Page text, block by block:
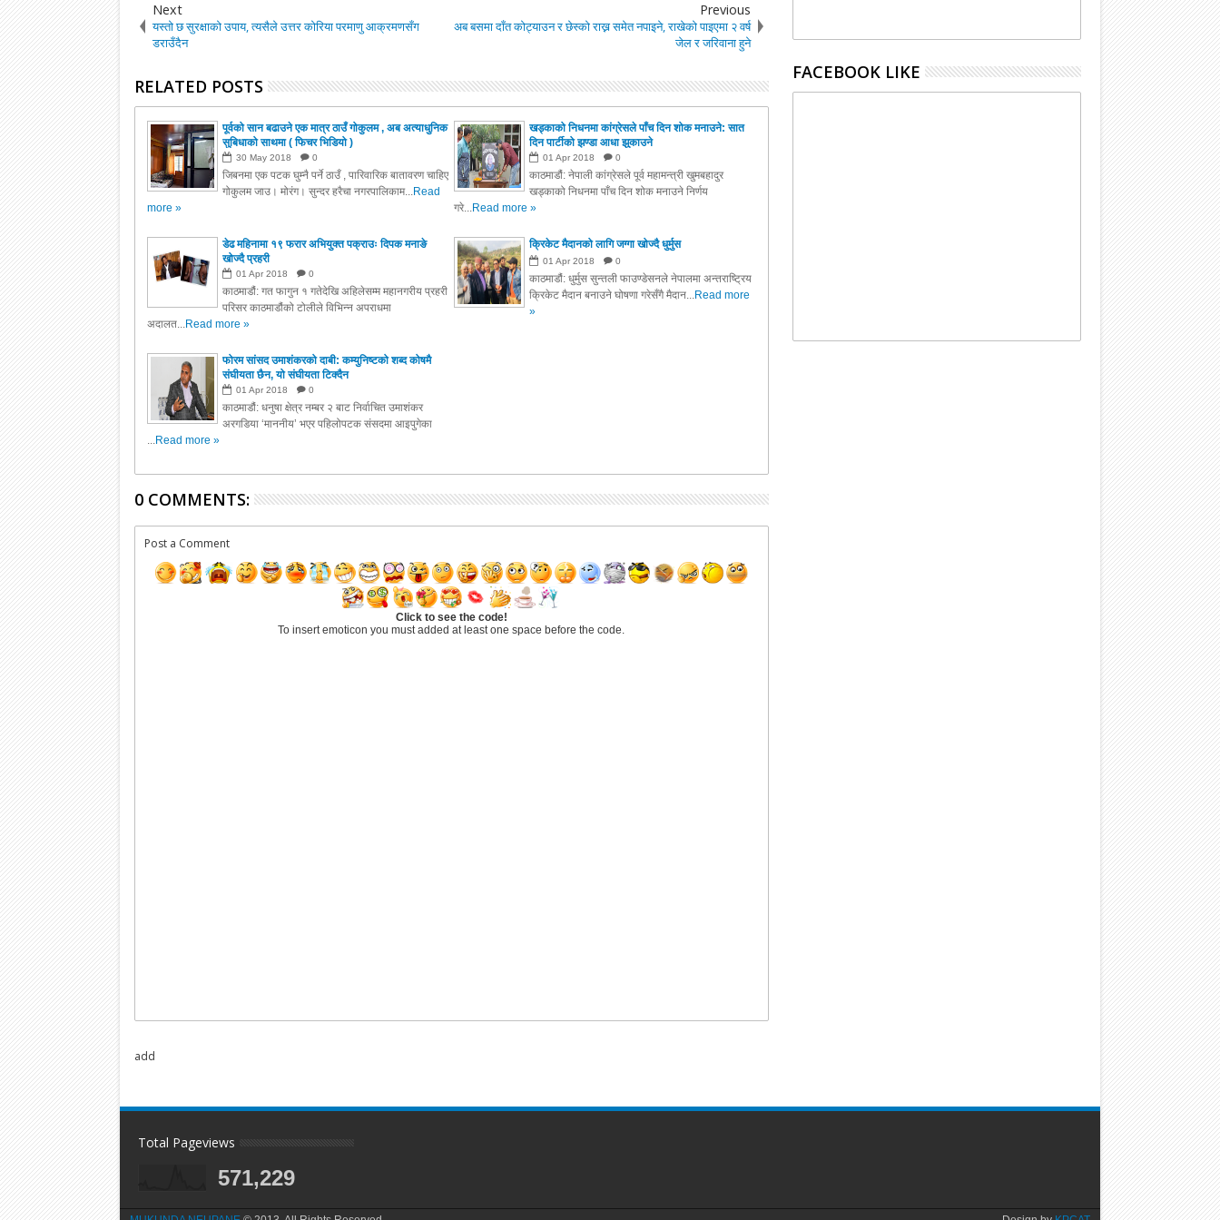
Next
यस्तो छ सुरक्षाको उपाय, त्यसैले उत्तर कोरिया परमाणु आक्रमणसँग
डराउँदैन
Previous
अब बसमा दाँत कोट्याउन र छेस्को राख्न समेत नपाइने, राखेको पाइएमा २ वर्ष
जेल र जरिवाना हुने
RELATED POSTS
पूर्वको सान बढाउने एक मात्र ठाउँ गोकुलम , अब अत्याधुनिक
सुबिधाको साथमा ( फिचर भिडियो )
30 May 2018 0
जिबनमा एक पटक घुम्नै पर्ने ठाउँ , पारिवारिक बातावरण चाहिए
गोकुलम जाउ। मोरंग। सुन्दर हरैचा नगरपालिकाम...Read
more »
खड्काको निधनमा कांग्रेसले पाँच दिन शोक मनाउने: सात
दिन पार्टीको झण्डा आधा झुकाउने
01 Apr 2018 0
काठमाडौं: नेपाली कांग्रेसले पूर्व महामन्त्री खुमबहादुर
खड्काको निधनमा पाँच दिन शोक मनाउने निर्णय
गरे...Read more »
डेढ महिनामा १९ फरार अभियुक्त पक्राउः दिपक मनाङे
खोज्दै प्रहरी
01 Apr 2018 0
काठमाडौं: गत फागुन १ गतेदेखि अहिलेसम्म महानगरीय प्रहरी
परिसर काठमाडौंको टोलीले विभिन्न अपराधमा
अदालत...Read more »
क्रिकेट मैदानको लागि जग्गा खोज्दै धुर्मुस
01 Apr 2018 0
काठमाडौं: धुर्मुस सुन्तली फाउण्डेसनले नेपालमा अन्तराष्ट्रिय
क्रिकेट मैदान बनाउने घोषणा गरेसँगै मैदान...Read more
»
फोरम सांसद उमाशंकरको दाबी: कम्युनिष्टको शब्द कोषमै
संघीयता छैन, यो संघीयता टिक्दैन
01 Apr 2018 0
काठमाडौं: धनुषा क्षेत्र नम्बर २ बाट निर्वाचित उमाशंकर
अरगडिया ‘माननीय’ भएर पहिलोपटक संसदमा आइपुगेका
...Read more »
0 COMMENTS:
Post a Comment
Click to see the code!
To insert emoticon you must added at least one space before the code.
add
FACEBOOK LIKE
Total Pageviews
571,229